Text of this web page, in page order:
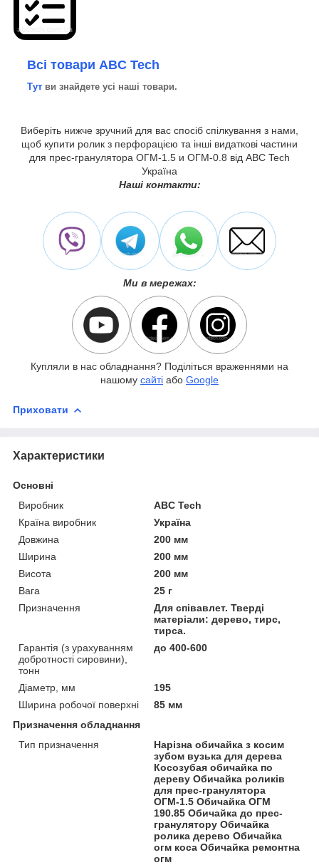
Всі товари ABC Tech
Тут ви знайдете усі наші товари.
Виберіть нижче зручний для вас спосіб спілкування з нами,
щоб купити ролик з перфорацією та інші видаткові частини
для прес-гранулятора ОГМ-1.5 и ОГМ-0.8 від ABC Tech
Україна
Наші контакти:
Ми в мережах:
Купляли в нас обладнання? Поділіться враженнями на
нашому сайті або Google
Приховати
Характеристики
Основні
Виробник
ABC Tech
Країна виробник
Україна
Довжина
200 мм
Ширина
200 мм
Висота
200 мм
Вага
25 г
Призначення
Для співавлет. Тверді
матеріали: дерево, тирс,
тирса.
Гарантія (з урахуванням
добротності сировини),
тонн
до 400-600
Діаметр, мм
195
Ширина робочої поверхні
85 мм
Призначення обладнання
Тип призначення
Нарізна обичайка з косим
зубом вузька для дерева
Косозубая обичайка по
дереву Обичайка роликів
для прес-гранулятора
ОГМ-1.5 Обичайка ОГМ
190.85 Обичайка до прес-
гранулятору Обичайка
ролика дерево Обичайка
огм коса Обичайка ремонтна
огм